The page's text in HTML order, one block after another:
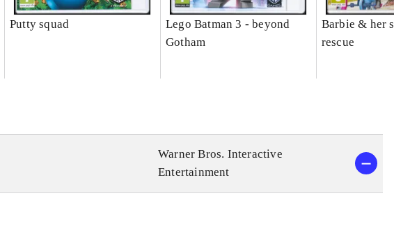
Putty squad
Lego Batman 3 - beyond
Gotham
Barbie & her
rescue
Warner Bros. Interactive
Entertainment